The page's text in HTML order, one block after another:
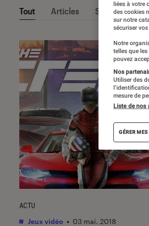
Tout Articles Sélections et
ACTU
Jeux vidéo • 03 mai. 2018
liées à votre
des cookies
sur notre
sécuriser
Notre
telles que
pouvez
Nos
Utiliser des
mesure de
Liste de nos
GÉRER